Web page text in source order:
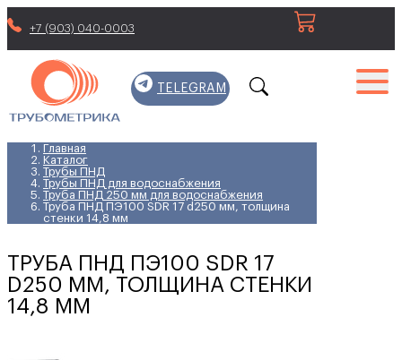
+7 (903) 040-0003
TELEGRAM
Главная
Каталог
Трубы ПНД
Трубы ПНД для водоснабжения
Труба ПНД 250 мм для водоснабжения
Труба ПНД ПЭ100 SDR 17 d250 мм, толщина
стенки 14,8 мм
ТРУБА ПНД ПЭ100 SDR 17
D250 ММ, ТОЛЩИНА СТЕНКИ
14,8 ММ